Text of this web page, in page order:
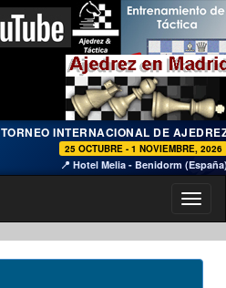
TORNEO INTERNACIONAL DE
25 OCTUBRE - 1 NOVIEMBRE, 2026
📍 Hotel Melia - Benidorm